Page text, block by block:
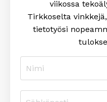
viikossa
Tirkkoselta
tietotyösi